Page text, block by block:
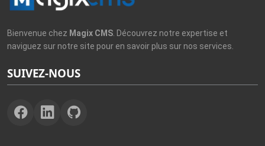
Bienvenue chez Magix CMS . Découvrez notre expertise et
naviguez sur notre site pour en savoir plus sur nos services.
SUIVEZ-NOUS